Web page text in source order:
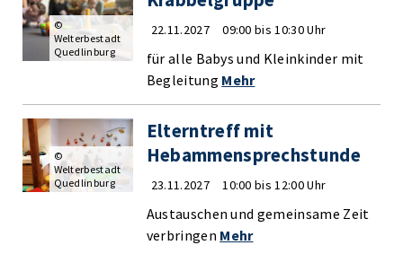
22.11.2027 09:00 bis 10:30 Uhr
für alle Babys und Kleinkinder mit
Begleitung Mehr
©
Welterbestadt
Quedlinburg
Elterntreff mit
Hebammensprechstunde
23.11.2027 10:00 bis 12:00 Uhr
Austauschen und gemeinsame Zeit
verbringen Mehr
©
Welterbestadt
Quedlinburg